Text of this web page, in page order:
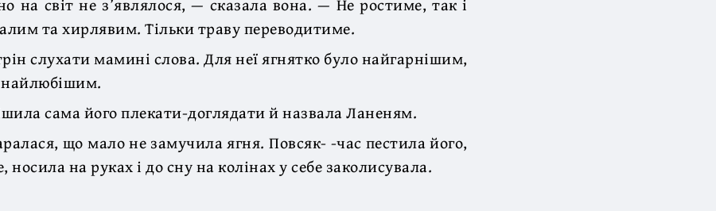
та хирлявим. Тільки траву переводитиме.
слухати мамині слова. Для неї ягнятко було найгарнішим,
сама його плекати-доглядати й назвала Ланеням.
що мало не замучила ягня. Повсяк- -час пестила його,
носила на руках і до сну на колінах у себе заколисувала.